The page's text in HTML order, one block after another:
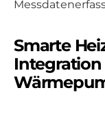
Smarte
Integration